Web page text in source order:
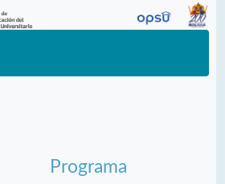
Programa